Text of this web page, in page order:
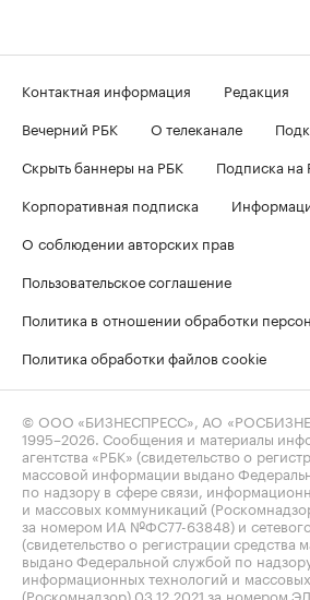
Контактная информация Редакция
Вечерний РБК
О телеканале
Скрыть баннеры на РБК
Подписка на
Корпоративная подписка
О соблюдении авторских прав
Пользовательское соглашение
Политика в отношении обработки
Политика обработки файлов cookie
© ООО «БИЗНЕСПРЕСС», АО
1995–2026 . Сообщения и материалы
агентства «РБК» (свидетельство о
массовой информации выдано
по надзору в сфере связи,
и массовых коммуникаций
за номером ИА №ФС77-63848) и
(свидетельство о регистрации
выдано Федеральной службой по
информационных технологий и
(Роскомнадзор) 03.12.2021 за номером